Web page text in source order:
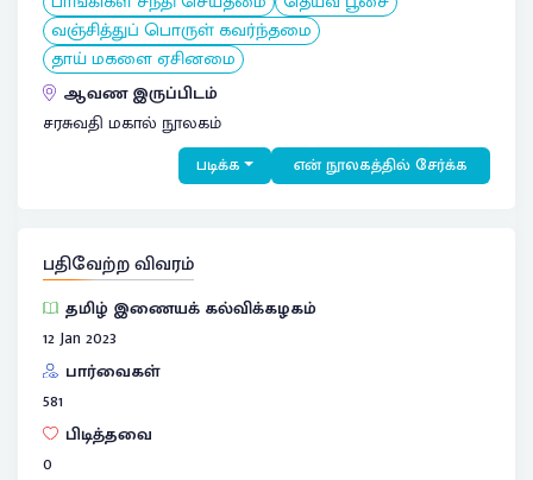
வஞ்சித்துப் பொருள் கவர்ந்தமை
தாய் மகளை ஏசினமை
ஆவண இருப்பிடம்
சரசுவதி மகால் நூலகம்
படிக்க என் நூலகத்தில் சேர்க்க
பதிவேற்ற விவரம்
தமிழ் இணையக் கல்விக்கழகம்
12 Jan 2023
பார்வைகள்
581
பிடித்தவை
0